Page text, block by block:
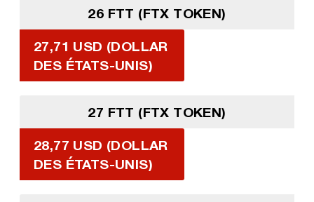
26 FTT (FTX TOKEN)
27,71 USD (DOLLAR
DES ÉTATS-UNIS)
27 FTT (FTX TOKEN)
28,77 USD (DOLLAR
DES ÉTATS-UNIS)